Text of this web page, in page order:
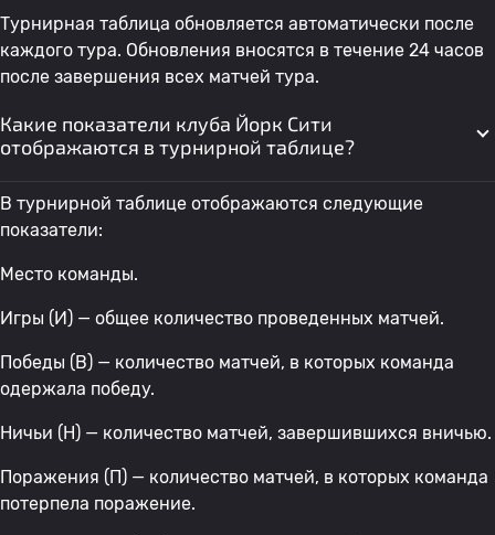
Турнирная таблица обновляется автоматически после
каждого тура. Обновления вносятся в течение 24 часов
после завершения всех матчей тура.
Какие показатели клуба Йорк Сити
отображаются в турнирной таблице?
В турнирной таблице отображаются следующие
показатели:
Место команды.
Игры (И) — общее количество проведенных матчей.
Победы (В) — количество матчей, в которых команда
одержала победу.
Ничьи (Н) — количество матчей, завершившихся вничью.
Поражения (П) — количество матчей, в которых команда
потерпела поражение.